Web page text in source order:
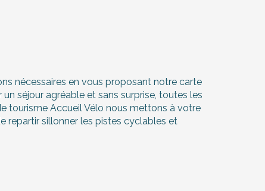
nécessaires en vous proposant notre carte
séjour agréable et sans surprise, toutes les
tourisme Accueil Vélo nous mettons à votre
repartir sillonner les pistes cyclables et